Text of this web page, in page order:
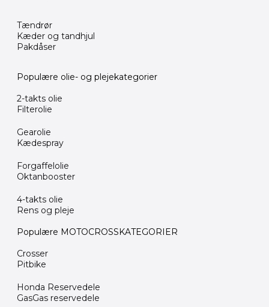
Tændrør
Kæder og tandhjul
Pakdåser
Populære olie- og plejekategorier
2-takts olie
Filterolie
Gearolie
Kædespray
Forgaffelolie
Oktanbooster
4-takts olie
Rens og pleje
Populære MOTOCROSSKATEGORIER
Crosser
Pitbike
Honda Reservedele
GasGas reservedele